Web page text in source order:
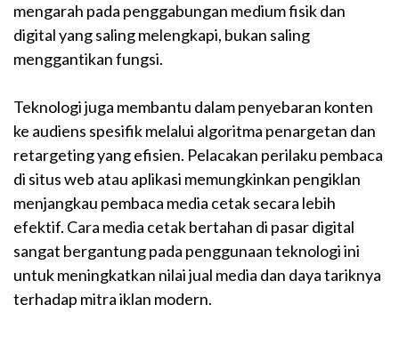
mengarah pada penggabungan medium fisik dan
digital yang saling melengkapi, bukan saling
menggantikan fungsi.
Teknologi juga membantu dalam penyebaran konten
ke audiens spesifik melalui algoritma penargetan dan
retargeting yang efisien. Pelacakan perilaku pembaca
di situs web atau aplikasi memungkinkan pengiklan
menjangkau pembaca media cetak secara lebih
efektif. Cara media cetak bertahan di pasar digital
sangat bergantung pada penggunaan teknologi ini
untuk meningkatkan nilai jual media dan daya tariknya
terhadap mitra iklan modern.